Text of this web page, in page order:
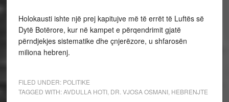
Holokausti ishte një prej kapitujve më të errët të Luftës së
Dytë Botërore, kur në kampet e përqendrimit gjatë
përndjekjes sistematike dhe çnjerëzore, u shfarosën
miliona hebrenj.
FILED UNDER: POLITIKE
TAGGED WITH:AVDULLA HOTI, DR. VJOSA OSMANI, HEBRENJTE